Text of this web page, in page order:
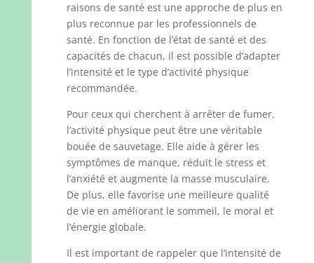
raisons de santé est une approche de plus en
plus reconnue par les professionnels de
santé. En fonction de l’état de santé et des
capacités de chacun, il est possible d’adapter
l’intensité et le type d’activité physique
recommandée.
Pour ceux qui cherchent à arrêter de fumer,
l’activité physique peut être une véritable
bouée de sauvetage. Elle aide à gérer les
symptômes de manque, réduit le stress et
l’anxiété et augmente la masse musculaire.
De plus, elle favorise une meilleure qualité
de vie en améliorant le sommeil, le moral et
l’énergie globale.
Il est important de rappeler que l’intensité de